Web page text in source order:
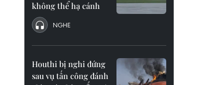
không thể hạ cánh
NGHE
Houthi bị nghi đứng
sau vụ tấn công đánh